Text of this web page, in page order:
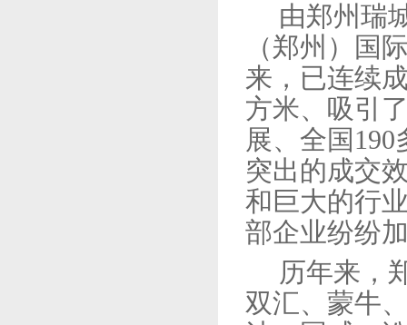
由郑州瑞
（郑州）国
来，已连续
方米、吸引
展、全国
突出的成交
和巨大的行
部企业纷纷
历年来，
双汇、蒙牛